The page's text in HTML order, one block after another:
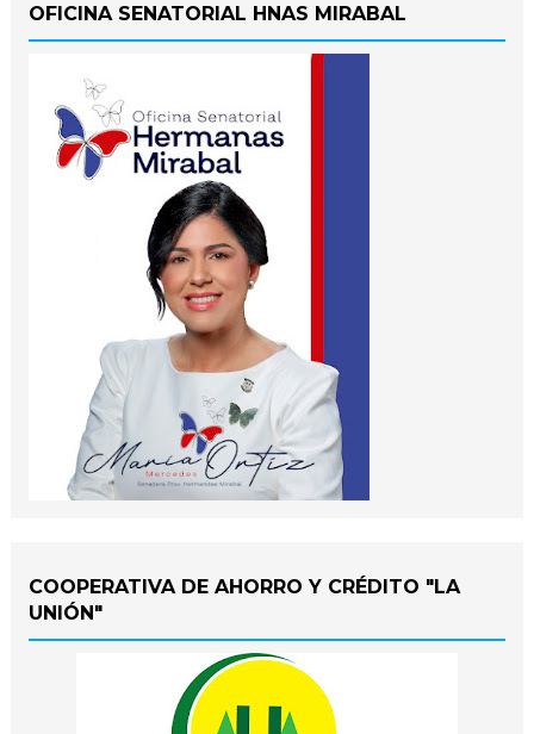
OFICINA SENATORIAL HNAS MIRABAL
COOPERATIVA DE AHORRO Y CRÉDITO "LA
UNIÓN"